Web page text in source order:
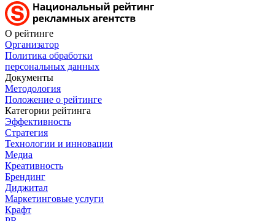
О рейтинге
Организатор
Политика обработки
персональных данных
Документы
Методология
Положение о рейтинге
Категории рейтинга
Эффективность
Стратегия
Технологии и инновации
Медиа
Креативность
Брендинг
Диджитал
Маркетинговые услуги
Крафт